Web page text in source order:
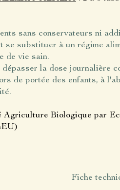
sans conservateurs ni
se substituer à un régime
de vie sain.
la dose journalière
de portée des enfants, à
Agriculture Biologique par
Fiche